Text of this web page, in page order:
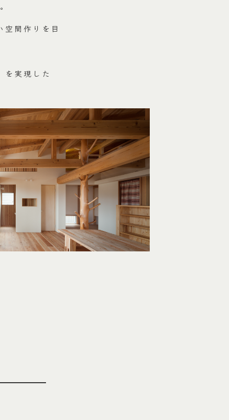
間作りを目
を実現した